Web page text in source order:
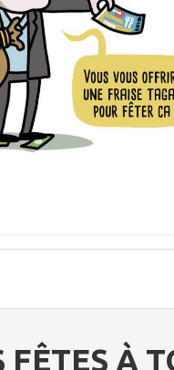
FÊTES À